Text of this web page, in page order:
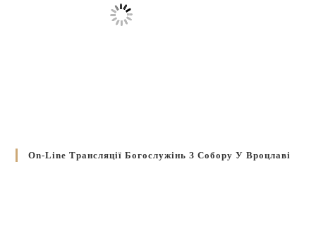
On-Line Трансляції Богослужінь З Собору У Вроцлаві